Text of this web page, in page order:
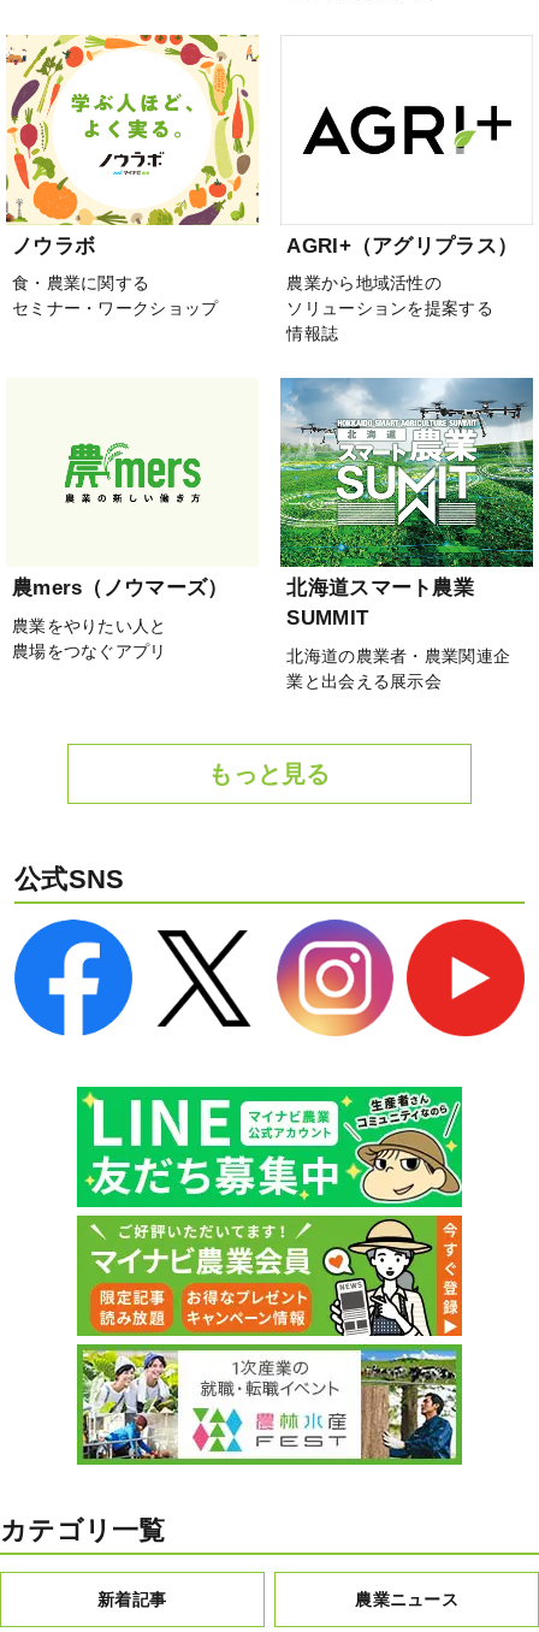
ノウラボ
食・農業に関する
セミナー・ワークショップ
AGRI+（アグリプラス）
農業から地域活性の
ソリューションを提案する
情報誌
農mers（ノウマーズ）
農業をやりたい人と
農場をつなぐアプリ
北海道スマート農業
SUMMIT
北海道の農業者・農業関連企
業と出会える展示会
もっと見る
公式SNS
カテゴリ一覧
新着記事 農業ニュース